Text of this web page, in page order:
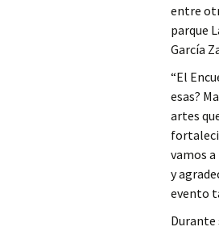
entre
parque
García
“El
esas?
artes
vamos
y
evento
Durante